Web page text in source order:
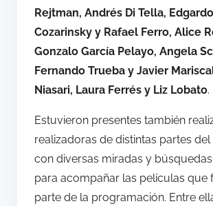
Rejtman, Andrés Di Tella, Edgardo
Cozarinsky y Rafael Ferro, Alice
Gonzalo García Pelayo, Angela
Fernando Trueba y Javier
Niasari, Laura Ferrés y Liz Lobato.
Estuvieron presentes también
realizadoras de distintas partes
con diversas miradas y
para acompañar las películas que
parte de la programación. Entre